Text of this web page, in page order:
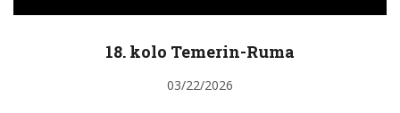
18. kolo Temerin-Ruma
03/22/2026